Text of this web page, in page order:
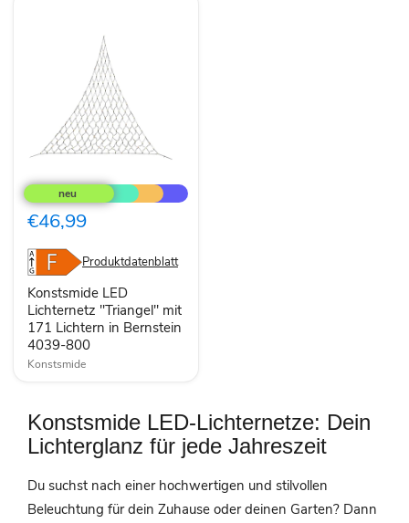
LED
Lichternetz
"Triangel"
mit
171
Lichtern
in
Bernstein
4039-
800
€46,99
Produktdatenblatt
Konstsmide LED
Lichternetz "Triangel" mit
171 Lichtern in Bernstein
4039-800
Konstsmide
Konstsmide LED-Lichternetze: Dein
Lichterglanz für jede Jahreszeit
Du suchst nach einer hochwertigen und stilvollen
Beleuchtung für dein Zuhause oder deinen Garten? Dann